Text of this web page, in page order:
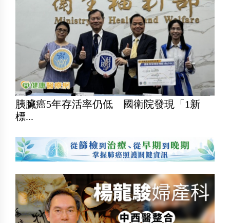
胰臟癌5年存活率仍低 國衛院發現「1新
標...